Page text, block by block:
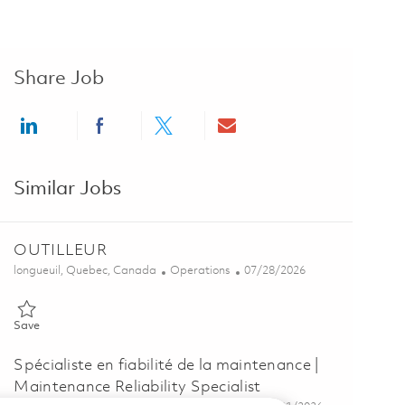
Share Job
Share via LinkedInShare via Facebook
Share via twitterShare via email
Similar Jobs
OUTILLEUR
Location
longueuil, Quebec, Canada Category
Operations Posted Date
07/28/2026
SaveSave OUTILLEUR 01842772
Spécialiste en fiabilité de la maintenance |
Maintenance Reliability Specialist